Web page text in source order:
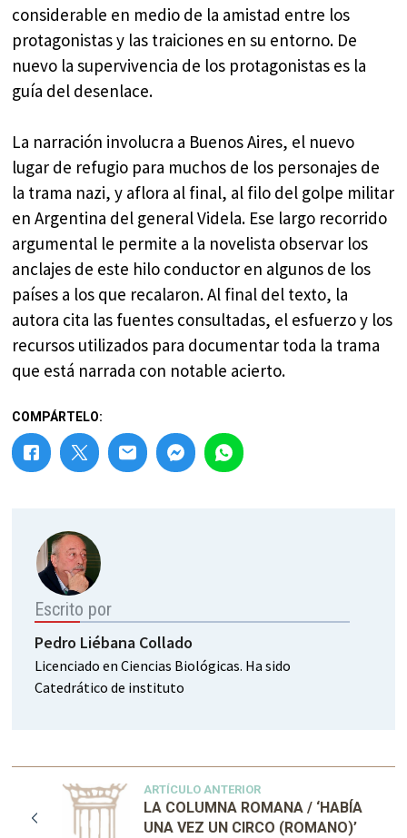
considerable en medio de la amistad entre los
protagonistas y las traiciones en su entorno. De
nuevo la supervivencia de los protagonistas es la
guía del desenlace.
La narración involucra a Buenos Aires, el nuevo
lugar de refugio para muchos de los personajes de
la trama nazi, y aflora al final, al filo del golpe militar
en Argentina del general Videla. Ese largo recorrido
argumental le permite a la novelista observar los
anclajes de este hilo conductor en algunos de los
países a los que recalaron. Al final del texto, la
autora cita las fuentes consultadas, el esfuerzo y los
recursos utilizados para documentar toda la trama
que está narrada con notable acierto.
COMPÁRTELO:
Escrito por
Pedro Liébana Collado
Licenciado en Ciencias Biológicas. Ha sido
Catedrático de instituto
ARTÍCULO ANTERIOR
LA COLUMNA ROMANA / ‘HABÍA
UNA VEZ UN CIRCO (ROMANO)’